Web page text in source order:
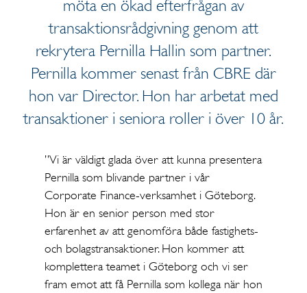
möta en ökad efterfrågan av
transaktionsrådgivning genom att
rekrytera Pernilla Hallin som partner.
Pernilla kommer senast från CBRE där
hon var Director. Hon har arbetat med
transaktioner i seniora roller i över 10 år.
”Vi är väldigt glada över att kunna presentera
Pernilla som blivande partner i vår
Corporate Finance-verksamhet i Göteborg.
Hon är en senior person med stor
erfarenhet av att genomföra både fastighets-
och bolagstransaktioner. Hon kommer att
komplettera teamet i Göteborg och vi ser
fram emot att få Pernilla som kollega när hon